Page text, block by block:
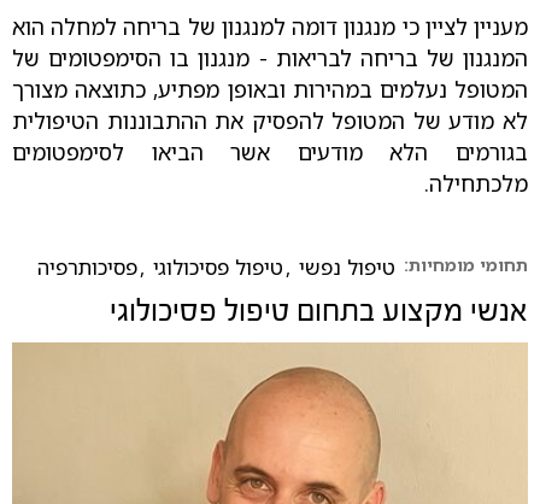
מעניין לציין כי מנגנון דומה למנגנון של בריחה למחלה הוא
המנגנון של בריחה לבריאות - מנגנון בו הסימפטומים של
המטופל נעלמים במהירות ובאופן מפתיע, כתוצאה מצורך
לא מודע של המטופל להפסיק את ההתבוננות הטיפולית
בגורמים הלא מודעים אשר הביאו לסימפטומים
מלכתחילה.
תחומי מומחיות: טיפול נפשי ,טיפול פסיכולוגי ,פסיכותרפיה
אנשי מקצוע בתחום טיפול פסיכולוגי